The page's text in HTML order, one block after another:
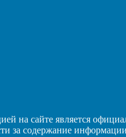
на сайте является
за содержание